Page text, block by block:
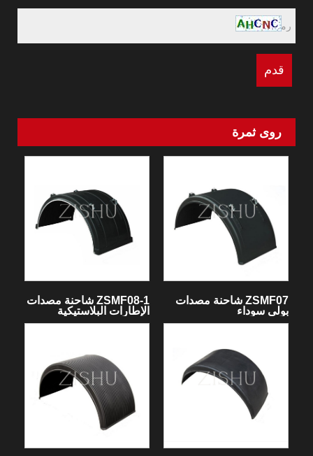
روى ثمرة
ZSMF08-1 شاحنة مصدات
الإطارات البلاستيكية
المفردة
ZSMF07 شاحنة مصدات
بولي سوداء